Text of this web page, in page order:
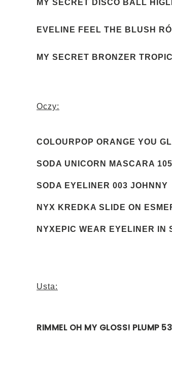
MY SECRET DISCO BALL
EVELINE FEEL THE BLUSH
MY SECRET BRONZER
Oczy:
COLOURPOP ORANGE YOU
SODA UNICORN MASCARA
SODA EYELINER 003 JOHNNY
NYX KREDKA SLIDE ON
NYXEPIC WEAR EYELINER IN
Usta:
RIMMEL OH MY GLOSS! PLUMP